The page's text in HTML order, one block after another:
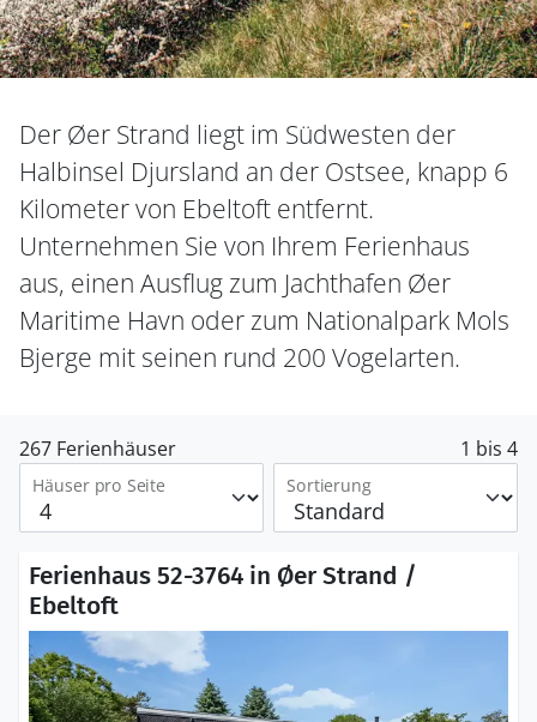
Der Øer Strand liegt im Südwesten der
Halbinsel Djursland an der Ostsee, knapp 6
Kilometer von Ebeltoft entfernt.
Unternehmen Sie von Ihrem Ferienhaus
aus, einen Ausflug zum Jachthafen Øer
Maritime Havn oder zum Nationalpark Mols
Bjerge mit seinen rund 200 Vogelarten.
267 Ferienhäuser 1 bis 4
Häuser pro Seite Sortierung
Ferienhaus 52-3764 in Øer Strand /
Ebeltoft